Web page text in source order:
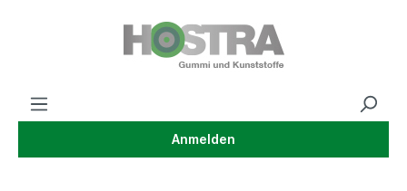
Anmelden